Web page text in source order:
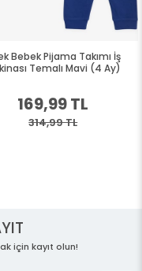
Bebek Pijama Takımı İş
Temalı Mavi (4 Ay)
169,99 TL
314,99 TL
için kayıt olun!